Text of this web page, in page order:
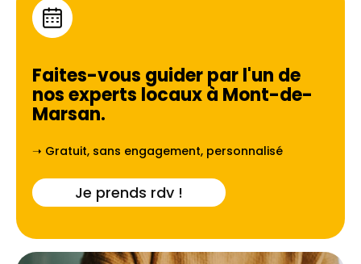
Faites-vous guider par l'un de
nos experts locaux à Mont-de-
Marsan.
➝ Gratuit, sans engagement, personnalisé
Je prends rdv !